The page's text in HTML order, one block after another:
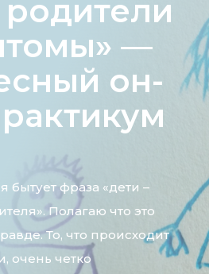
родители
—
он-
бытует фраза «дети –
Полагаю что это
То, что происходит
очень четко